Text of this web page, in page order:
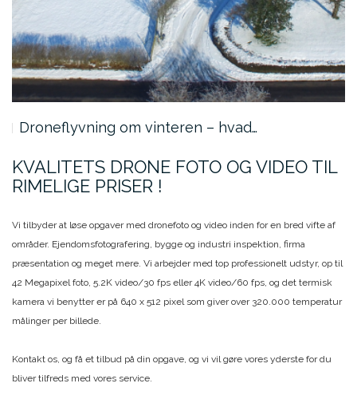
Droneflyvning om vinteren – hvad…
KVALITETS DRONE FOTO OG VIDEO TIL
RIMELIGE PRISER !
Vi tilbyder at løse opgaver med dronefoto og video inden for en bred vifte af
områder. Ejendomsfotografering, bygge og industri inspektion, firma
præsentation og meget mere. Vi arbejder med top professionelt udstyr, op til
42 Megapixel foto, 5.2K video/30 fps eller 4K video/60 fps, og det termisk
kamera vi benytter er på 640 x 512 pixel som giver over 320.000 temperatur
målinger per billede.
Kontakt os, og få et tilbud på din opgave, og vi vil gøre vores yderste for du
bliver tilfreds med vores service.